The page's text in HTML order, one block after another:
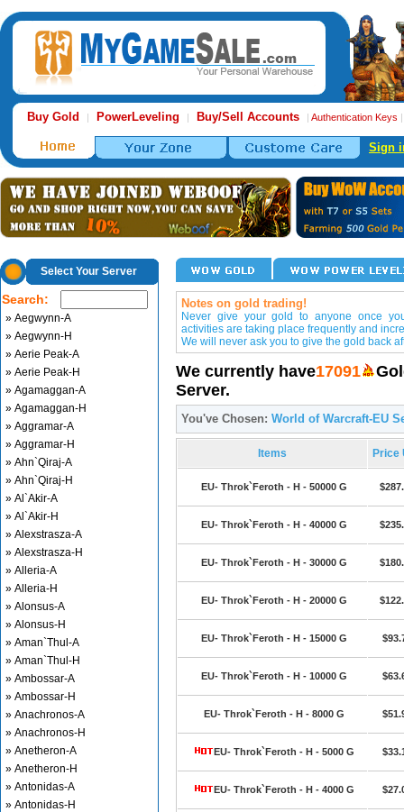
Buy Gold | PowerLeveling | Buy/Sell Accounts | Authentication Keys
Sign
Select Your Server
Search:
» Aegwynn-A
» Aegwynn-H
» Aerie Peak-A
» Aerie Peak-H
» Agamaggan-A
» Agamaggan-H
» Aggramar-A
» Aggramar-H
» Ahn`Qiraj-A
» Ahn`Qiraj-H
» Al`Akir-A
» Al`Akir-H
» Alexstrasza-A
» Alexstrasza-H
» Alleria-A
» Alleria-H
» Alonsus-A
» Alonsus-H
» Aman`Thul-A
» Aman`Thul-H
» Ambossar-A
» Ambossar-H
» Anachronos-A
» Anachronos-H
» Anetheron-A
» Anetheron-H
» Antonidas-A
» Antonidas-H
Notes on gold trading!
Never give your gold to anyone once
activities are taking place frequently and
We will never ask you to give the gold back
We currently have17091
Server.
You've Chosen: World of Warcraft-EU
Items Price
EU- Throk`Feroth - H - 50000 G
EU- Throk`Feroth - H - 40000 G
EU- Throk`Feroth - H - 30000 G
EU- Throk`Feroth - H - 20000 G
EU- Throk`Feroth - H - 15000 G
EU- Throk`Feroth - H - 10000 G
EU- Throk`Feroth - H - 8000 G
EU- Throk`Feroth - H - 5000 G
EU- Throk`Feroth - H - 4000 G